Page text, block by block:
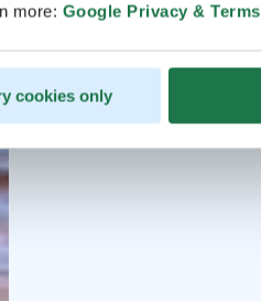
more: Google Privacy & Terms
cookies only